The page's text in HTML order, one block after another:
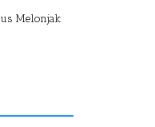
Melonjak